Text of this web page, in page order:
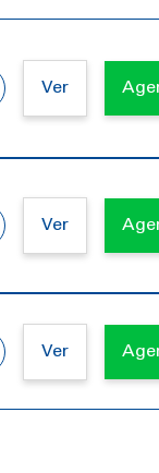
Ver
Ver
Ver